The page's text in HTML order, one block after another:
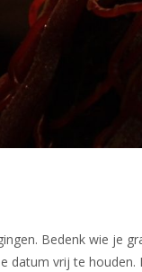
Bedenk wie je
vrij te